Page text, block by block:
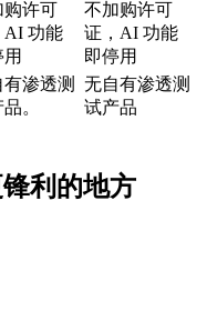
许可
AI 功能
用
不加购许可
证，AI 功能
即停用
有渗透测
。
无自有渗透测
试产品
利的地方